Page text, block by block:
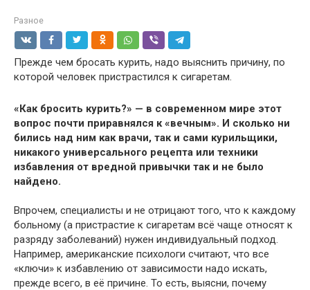
Разное
Прежде чем бросать курить, надо выяснить причину, по
которой человек пристрастился к сигаретам.
«Как бросить курить?» — в современном мире этот
вопрос почти приравнялся к «вечным». И сколько ни
бились над ним как врачи, так и сами курильщики,
никакого универсального рецепта или техники
избавления от вредной привычки так и не было
найдено.
Впрочем, специалисты и не отрицают того, что к каждому
больному (а пристрастие к сигаретам всё чаще относят к
разряду заболеваний) нужен индивидуальный подход.
Например, американские психологи считают, что все
«ключи» к избавлению от зависимости надо искать,
прежде всего, в её причине. То есть, выясни, почему